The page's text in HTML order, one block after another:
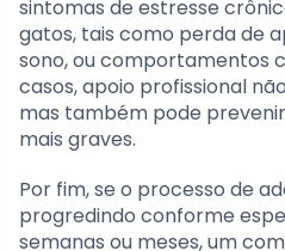
sintomas de estresse
gatos, tais como perda de
sono, ou comportamentos
casos, apoio profissional
mas também pode
mais graves.
Por fim, se o processo de
progredindo conforme
semanas ou meses, um